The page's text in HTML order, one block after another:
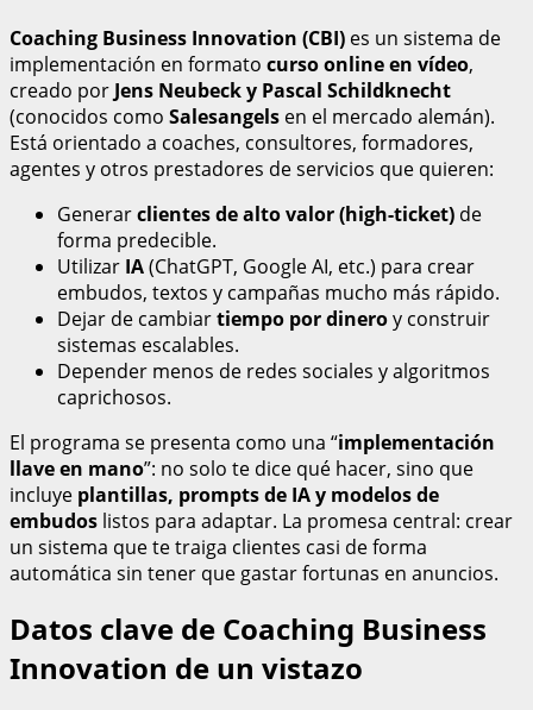
Coaching Business Innovation (CBI) es un sistema de
implementación en formato curso online en vídeo,
creado por Jens Neubeck y Pascal Schildknecht
(conocidos como Salesangels en el mercado alemán).
Está orientado a coaches, consultores, formadores,
agentes y otros prestadores de servicios que quieren:
Generarclientes de alto valor (high-ticket) de
forma predecible.
Utilizar IA(ChatGPT, Google AI, etc.) para crear
embudos, textos y campañas mucho más rápido.
Dejar de cambiartiempo por dineroy construir
sistemas escalables.
Depender menos de redes sociales y algoritmos
caprichosos.
El programa se presenta como una “implementación
llave en mano”: no solo te dice qué hacer, sino que
incluye plantillas, prompts de IA y modelos de
embudos listos para adaptar. La promesa central: crear
un sistema que te traiga clientes casi de forma
automática sin tener que gastar fortunas en anuncios.
Datos clave de Coaching Business
Innovation de un vistazo